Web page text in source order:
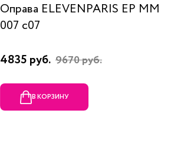
Оправа ELEVENPARIS EP MM
007 c07
4835 руб. 9670 руб.
В КОРЗИНУ